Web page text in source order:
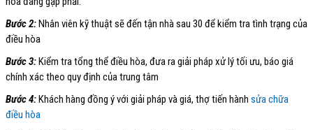
Bước 2: Nhân viên kỹ thuật sẽ đến tận nhà sau 30 để kiểm tra tình trạng của
điều hòa
Bước 3: Kiểm tra tổng thể điều hòa, đưa ra giải pháp xử lý tối ưu, báo giá
chính xác theo quy định của trung tâm
Bước 4: Khách hàng đồng ý với giải pháp và giá, thợ tiến hành sửa chữa
điều hòa